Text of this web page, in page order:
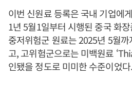
이번 신원료 등록은 국내 기업에
1년 5월1일부터 시행된 중국 화
중저위험군 원료는 2025년 5월
고, 고위험군으로는 미백원료
인됐을 정도로 미미한 수준이었다.